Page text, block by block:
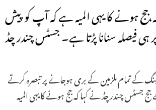
ہونے کا یہی المیہ ہے کہ آپ کو پیش
پر ہی فیصلہ سنانا پڑتا ہے۔ جسٹس چندر چڈ
کے تمام ملزمین کے بری ہوجانے پر تبصرہ کرتے
چندر چڈ نے کہا کہ جج ہونے کا یہی المیہ